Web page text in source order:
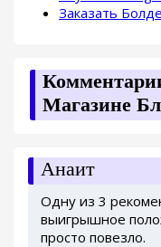
Заказать
Магазине
Анаит
Одну из 3
выигрышное
просто повезло.